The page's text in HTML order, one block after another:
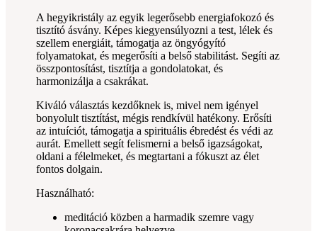
A hegyikristály az egyik legerősebb energiafokozó és
tisztító ásvány. Képes kiegyensúlyozni a test, lélek és
szellem energiáit, támogatja az öngyógyító
folyamatokat, és megerősíti a belső stabilitást. Segíti az
összpontosítást, tisztítja a gondolatokat, és
harmonizálja a csakrákat.
Kiváló választás kezdőknek is, mivel nem igényel
bonyolult tisztítást, mégis rendkívül hatékony. Erősíti
az intuíciót, támogatja a spirituális ébredést és védi az
aurát. Emellett segít felismerni a belső igazságokat,
oldani a félelmeket, és megtartani a fókuszt az élet
fontos dolgain.
Használható:
meditáció közben a harmadik szemre vagy